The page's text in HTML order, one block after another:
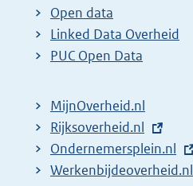
t
e
r
l
i
n
k
Open data
Linked Data Overheid
PUC Open Data
MijnOverheid.nl
E
x
t
Rijksoverheid.nl
E
x
Ondernemersplein.nl
E
Werkenbijdeoverheid.nl